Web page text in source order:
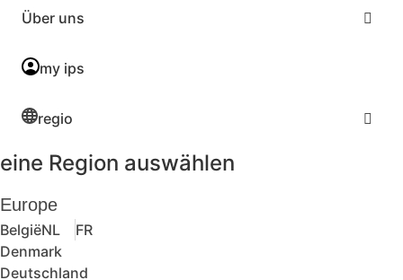
Über uns
my ips
regio
eine Region auswählen
Europe
BelgiëNL
FR
Denmark
Deutschland